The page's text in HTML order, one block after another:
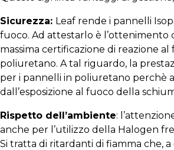
Sicurezza: Leaf rende i pannelli
fuoco. Ad attestarlo è l’ottenimento
massima certificazione di reazione
poliuretano. A tal riguardo, la
per i pannelli in poliuretano perchè
dall’esposizione al fuoco della
Rispetto dell’ambiente:
anche per l’utilizzo della Halogen
Si tratta di ritardanti di fiamma che,